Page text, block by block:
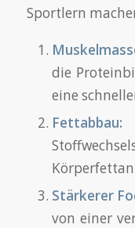
Sportlern
die
eine
Fettabbau:
Stärkerer
von einer